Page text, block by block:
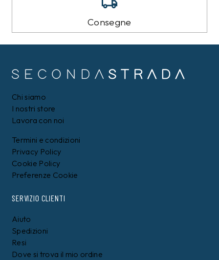
Consegne
Chi siamo
I nostri store
Lavora con noi
Termini e condizioni
Privacy Policy
Cookie Policy
Preferenze Cookie
SERVIZIO CLIENTI
Aiuto
Spedizioni
Resi
Dove si trova il mio ordine